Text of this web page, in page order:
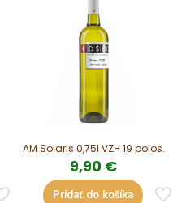
AM Solaris 0,75l VZH 19 polos.
9,90 €
Pridať do košíka